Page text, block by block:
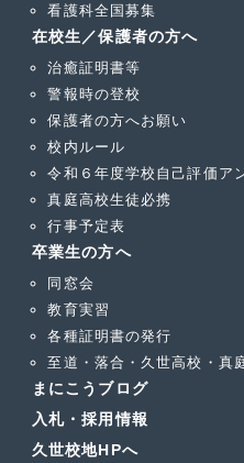
看護科全国募集
在校生／保護者の方へ
治癒証明書等
警報時の登校
保護者の方へお願い
校内ルール
令和６年度学校自己評価
真庭高校生徒必携
行事予定表
卒業生の方へ
同窓会
教育実習
各種証明書の発行
至道・落合・久世高校・真
まにこうブログ
入札・採用情報
久世校地HPへ